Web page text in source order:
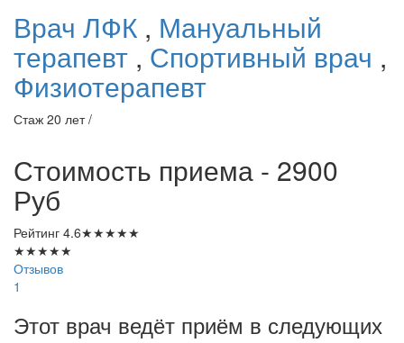
Врач ЛФК , Мануальный
терапевт , Спортивный врач ,
Физиотерапевт
Стаж 20 лет /
Стоимость приема - 2900
Руб
Рейтинг 4.6★★★★★
★★★★★
Отзывов
1
Этот врач ведёт приём в следующих